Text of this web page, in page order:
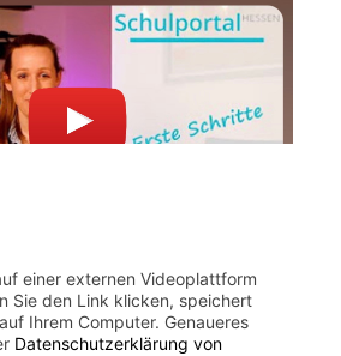
einer externen Videoplattform
Sie den Link klicken, speichert
Ihrem Computer. Genaueres
Datenschutzerklärung von